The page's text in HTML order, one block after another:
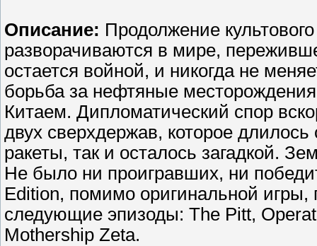
Описание: Продолжение
разворачиваются в мире,
остается войной, и никогда не
борьба за нефтяные
Китаем. Дипломатический спор
двух сверхдержав, которое
ракеты, так и осталось загадкой.
Не было ни проигравших, ни
Edition, помимо оригинальной игры,
следующие эпизоды: The Pitt,
Mothership Zeta.